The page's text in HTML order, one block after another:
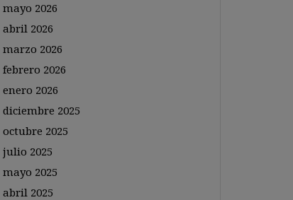
mayo 2026
abril 2026
marzo 2026
febrero 2026
enero 2026
diciembre 2025
octubre 2025
julio 2025
mayo 2025
abril 2025